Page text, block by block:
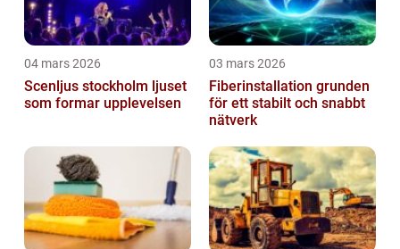
04 mars 2026
Scenljus stockholm ljuset
som formar upplevelsen
03 mars 2026
Fiberinstallation grunden
för ett stabilt och snabbt
nätverk